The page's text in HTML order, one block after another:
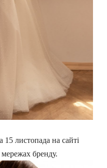
​​15 листопада на сайті
бренду.